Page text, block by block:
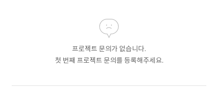
프로젝트 문의가 없습니다.
첫 번째 프로젝트 문의를 등록해주세요.